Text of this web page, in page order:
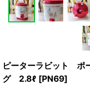
ピーターラビット
グ 2.8ℓ [PN69]